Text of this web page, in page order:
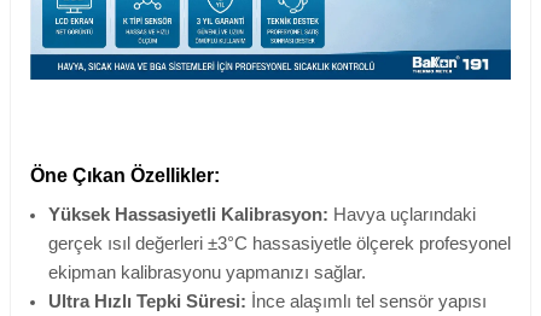
Öne Çıkan Özellikler:
Yüksek Hassasiyetli Kalibrasyon: Havya uçlarındaki
gerçek ısıl değerleri ±3°C hassasiyetle ölçerek profesyonel
ekipman kalibrasyonu yapmanızı sağlar.
Ultra Hızlı Tepki Süresi: İnce alaşımlı tel sensör yapısı